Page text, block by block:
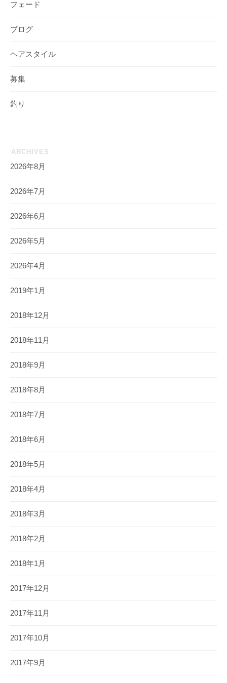
フェード
ブログ
ヘアスタイル
募集
釣り
ARCHIVES
2026年8月
2026年7月
2026年6月
2026年5月
2026年4月
2019年1月
2018年12月
2018年11月
2018年9月
2018年8月
2018年7月
2018年6月
2018年5月
2018年4月
2018年3月
2018年2月
2018年1月
2017年12月
2017年11月
2017年10月
2017年9月